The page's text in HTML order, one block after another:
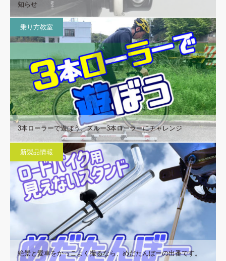
知らせ
乗り方教室
3本ローラーで遊ぼう、スルー3本ローラーにチャレンジ
新製品情報
絶景と愛車をかっこよく撮るなら、めだたんぼーの出番です。